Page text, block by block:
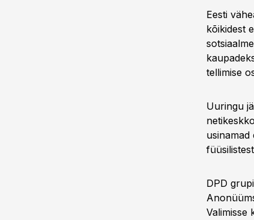
Eesti
kõikidest
tellimise
Uuringu
DPD
Valimisse